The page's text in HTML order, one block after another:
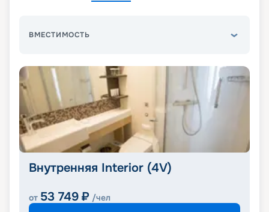
ВМЕСТИМОСТЬ
Внутренняя Interior (4V)
от 53 749 ₽ /чел